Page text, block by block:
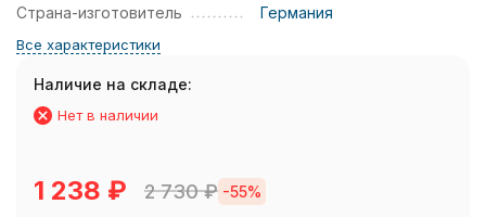
Страна-изготовитель
Германия
Все характеристики
Наличие на складе:
Нет в наличии
1 238 ₽ 2 730₽ -55%